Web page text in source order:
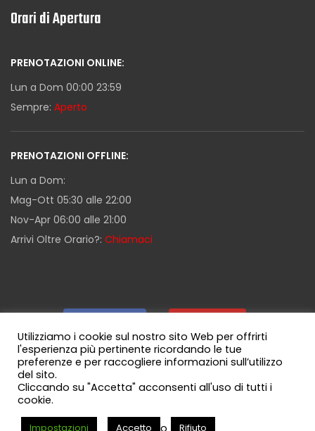
Orari di Apertura
PRENOTAZIONI ONLINE:
Lun a Dom 00:00 23:59
Sempre: Aperto
PRENOTAZIONI OFFLINE:
Lun a Dom:
Mag-Ott 05:30 alle 22:00
Nov-Apr 06:00 alle 21:00
Arrivi Oltre Orario?: Chiamaci
Guida Milazzo | Canale WhatsApp
Utilizziamo i cookie sul nostro sito Web per offrirti
l'esperienza più pertinente ricordando le tue
preferenze e per raccogliere informazioni sull’utilizzo
del sito.
Cliccando su "Accetta" acconsenti all'uso di tutti i
cookie.
Impostazioni Accetto o Rifiuto